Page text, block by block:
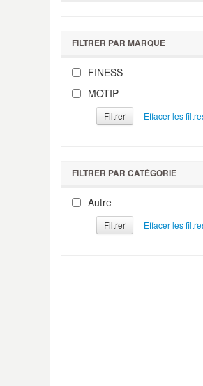
FILTRER PAR MARQUE
FINESS
MOTIP
Filtrer
FILTRER PAR CATÉGORIE
Autre
Filtrer